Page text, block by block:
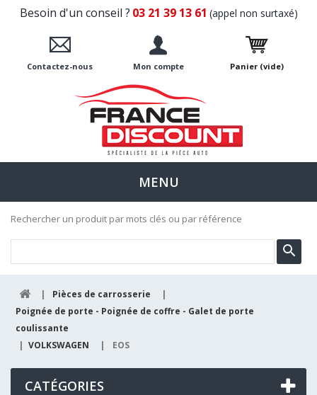
Besoin d'un conseil ? 03 21 39 13 61 (appel non surtaxé)
Contactez-nous Mon compte Panier (vide)
MENU
Rechercher un produit par mots clés ou par référence
| Pièces de carrosserie
|
Poignée de porte - Poignée de coffre - Galet de porte
coulissante
| VOLKSWAGEN | EOS
CATÉGORIES